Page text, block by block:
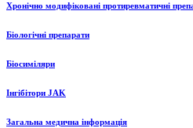
Хронічно модифіковані протиревматичні
Біологічні препарати
Біосиміляри
Інгібітори JAK
Загальна медична інформація